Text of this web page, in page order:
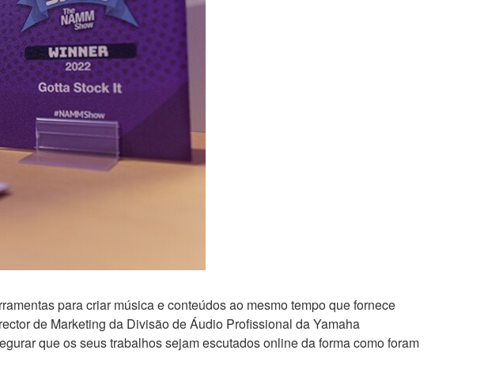
para criar música e conteúdos ao mesmo tempo que fornece
de Marketing da Divisão de Áudio Profissional da Yamaha
que os seus trabalhos sejam escutados online da forma como foram